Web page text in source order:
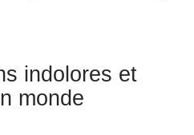
indolores et
monde